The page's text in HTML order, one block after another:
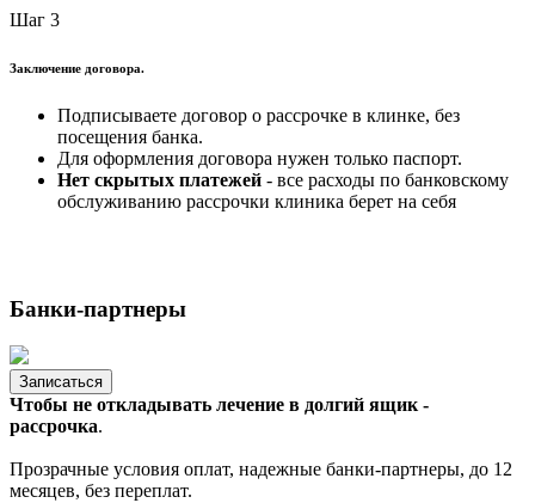
Шаг 3
Заключение договора.
Подписываете договор о рассрочке в клинке, без
посещения банка.
Для оформления договора нужен только паспорт.
Нет скрытых платежей - все расходы по банковскому
обслуживанию рассрочки клиника берет на себя
Банки-партнеры
Записаться
Чтобы не откладывать лечение в долгий ящик -
рассрочка.
Прозрачные условия оплат, надежные банки-партнеры, до 12
месяцев, без переплат.